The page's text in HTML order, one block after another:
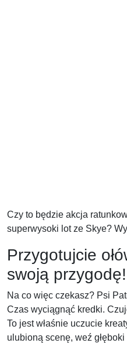
Czy to będzie akcja
superwysoki lot ze Skye?
Przygotujcie
swoją przygodę!
Na co więc czekasz? Psi
Czas wyciągnąć kredki.
To jest właśnie uczucie
ulubioną scenę, weź